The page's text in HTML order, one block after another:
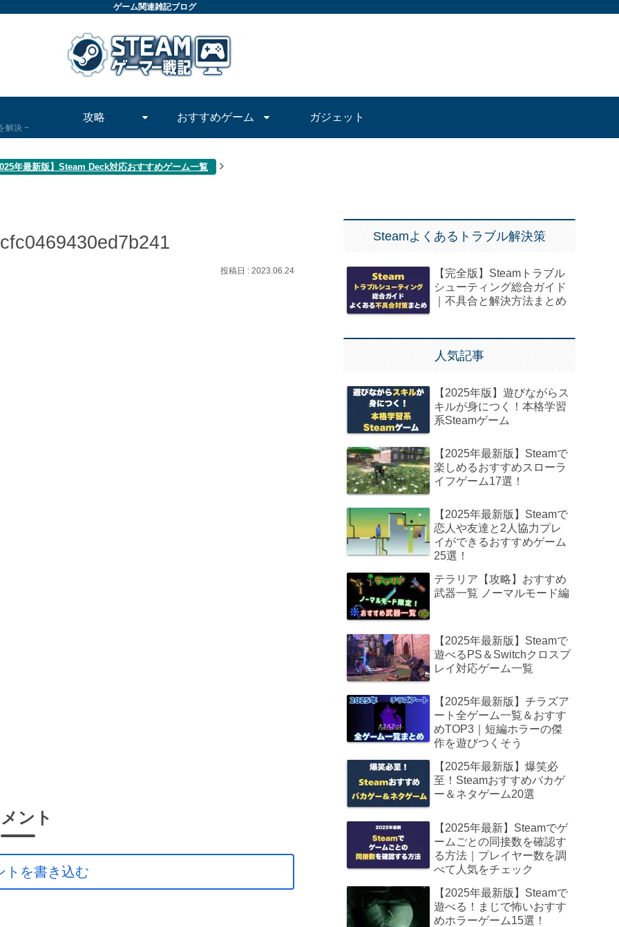
ゲーム関連雑記ブログ
解決
攻略 おすすめゲーム ガジェット
年最新版】Steam Deck対応おすすめゲーム一覧
2023.06.24
ント
トを書き込む
Steamよくあるトラブル解決策
【完全版】Steamトラブル
シューティング総合ガイド
｜不具合と解決方法まとめ
人気記事
【2025年版】遊びながらス
キルが身につく！本格学習
系Steamゲーム
【2025年最新版】Steamで
楽しめるおすすめスローラ
イフゲーム17選！
【2025年最新版】Steamで
恋人や友達と2人協力プレ
イができるおすすめゲーム
25選！
テラリア【攻略】おすすめ
武器一覧 ノーマルモード編
【2025年最新版】Steamで
遊べるPS＆Switchクロスプ
レイ対応ゲーム一覧
【2025年最新版】チラズア
ート全ゲーム一覧＆おすす
めTOP3｜短編ホラーの傑
作を遊びつくそう
【2025年最新版】爆笑必
至！Steamおすすめバカゲ
ー＆ネタゲーム20選
【2025年最新】Steamでゲ
ームごとの同接数を確認す
る方法｜プレイヤー数を調
べて人気をチェック
【2025年最新版】Steamで
遊べる！まじで怖いおすす
めホラーゲーム15選！